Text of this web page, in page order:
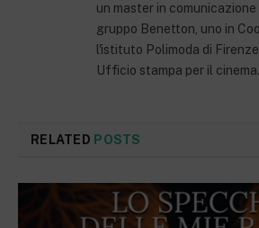
un master in comunicazione
gruppo Benetton, uno in
l'istituto Polimoda di
Ufficio stampa per il cinema.
RELATED POSTS